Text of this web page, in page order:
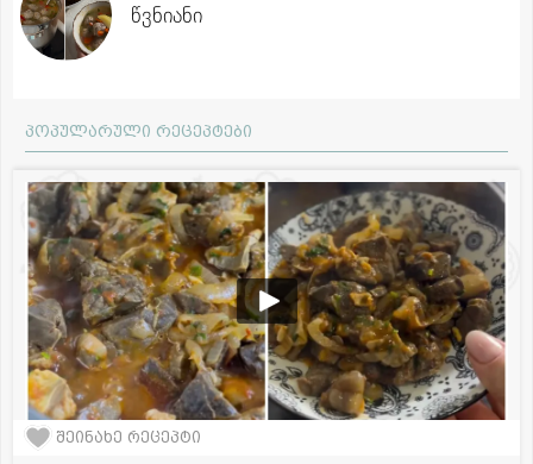
წვნიანი
პოპულარული რეცეპტები
შეინახე რეცეპტი